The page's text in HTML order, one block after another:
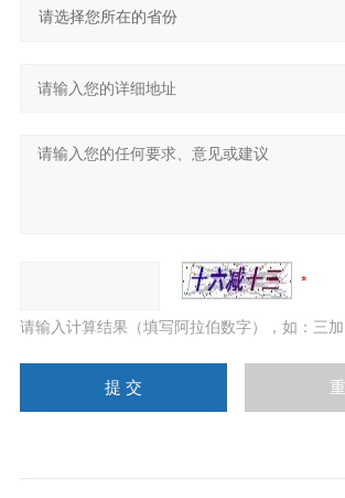
请输入计算结果（填写阿拉伯数字），如：三